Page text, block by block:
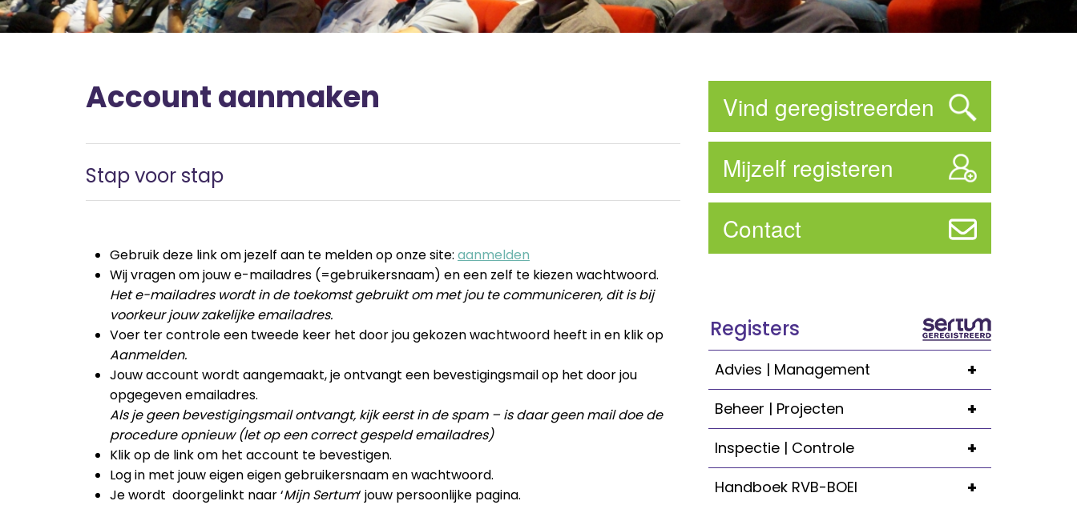
Account aanmaken
Stap voor stap
Gebruik deze link om jezelf aan te melden op onze site: aanmelden
Wij vragen om jouw e-mailadres (=gebruikersnaam) en een zelf te kiezen wachtwoord.
Het e-mailadres wordt in de toekomst gebruikt om met jou te communiceren, dit is bij
voorkeur jouw zakelijke emailadres.
Voer ter controle een tweede keer het door jou gekozen wachtwoord heeft in en klik op
Aanmelden.
Jouw account wordt aangemaakt, je ontvangt een bevestigingsmail op het door jou
opgegeven emailadres.
Als je geen bevestigingsmail ontvangt, kijk eerst in de spam – is daar geen mail doe de
procedure opnieuw (let op een correct gespeld emailadres)
Klik op de link om het account te bevestigen.
Log in met jouw eigen eigen gebruikersnaam en wachtwoord.
Je wordt doorgelinkt naar ‘Mijn Sertum‘ jouw persoonlijke pagina.
Vind geregistreerden
Mijzelf registeren
Contact
Registers
+
Advies | Management
+
Beheer | Projecten
+
Inspectie | Controle
+
Handboek RVB-BOEI